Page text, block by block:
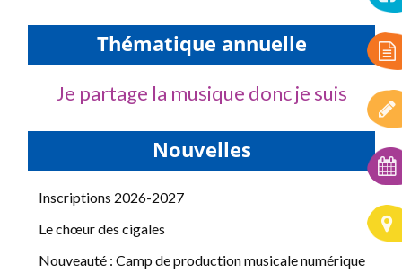
Thématique annuelle
Je partage la musique donc je suis
Nouvelles
Inscriptions 2026-2027
Le chœur des cigales
Nouveauté : Camp de production musicale numérique